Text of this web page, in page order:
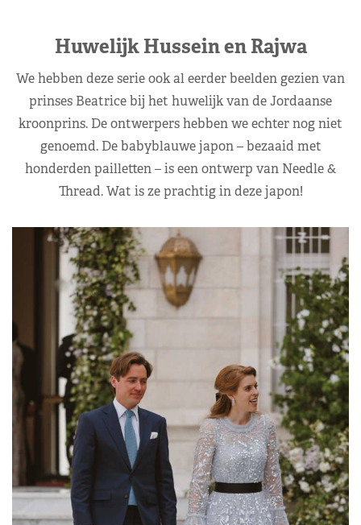
Huwelijk Hussein en Rajwa
We hebben deze serie ook al eerder beelden gezien van
prinses Beatrice bij het huwelijk van de Jordaanse
kroonprins. De ontwerpers hebben we echter nog niet
genoemd. De babyblauwe japon – bezaaid met
honderden pailletten – is een ontwerp van Needle &
Thread. Wat is ze prachtig in deze japon!